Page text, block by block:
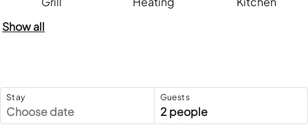
Show all
Stay
Choose date
Guests
2 people